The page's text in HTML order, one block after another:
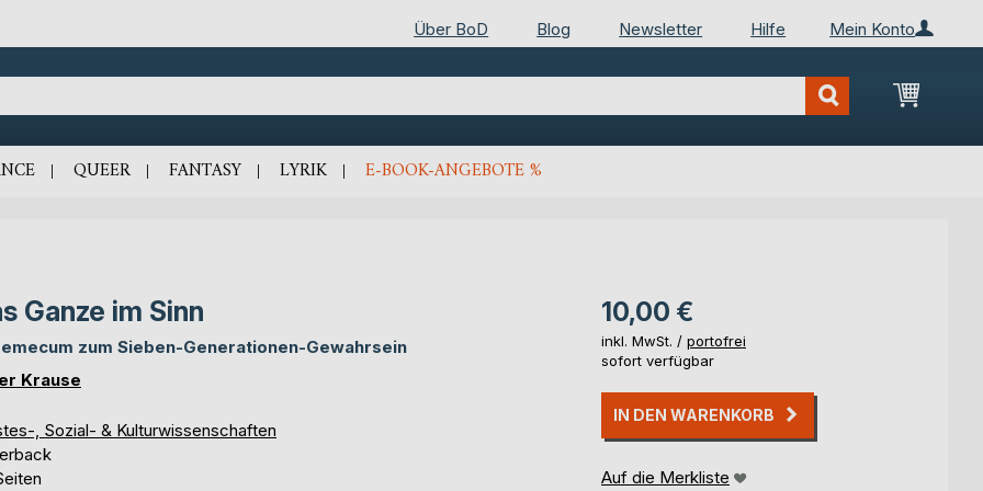
Mein Konto
Über BoD Blog Newsletter Hilfe
Mein
QUEER FANTASY LYRIK E-BOOK-ANGEBOTE %
Ganze im Sinn
zum Sieben-Generationen-Gewahrsein
Krause
, Sozial- & Kulturwissenschaften
10,00 €
inkl. MwSt. / portofrei
sofort verfügbar
IN DEN WARENKORB
Auf die Merkliste